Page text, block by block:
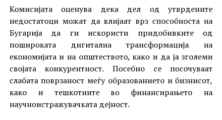
Комисијата оценува дека дел од утврдените
недостатоци можат да влијаат врз способноста на
Бугарија да ги искористи придобивките од
пошироката дигитална трансформација на
економијата и на општеството, како и да ја зголеми
својата конкурентност. Посебно се посочуваат
слабата поврзаност меѓу образованието и бизнисот,
како и тешкотиите во финансирањето на
научноистражувачката дејност.